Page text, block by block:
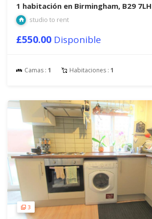
1 habitación en Birmingham, B29 7LH
studio to rent
£550.00 Disponible
Camas : 1 Habitaciones : 1
3